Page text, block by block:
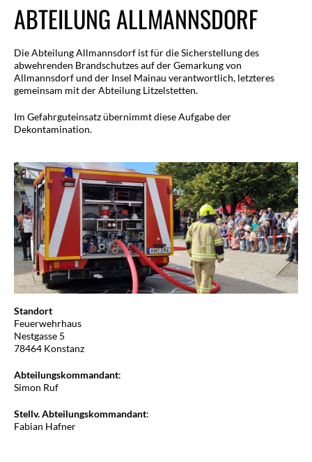
ABTEILUNG ALLMANNSDORF
Die Abteilung Allmannsdorf ist für die Sicherstellung des
abwehrenden Brandschutzes auf der Gemarkung von
Allmannsdorf und der Insel Mainau verantwortlich, letzteres
gemeinsam mit der Abteilung Litzelstetten.
Im Gefahrguteinsatz übernimmt diese Aufgabe der
Dekontamination.
Standort
Feuerwehrhaus
Nestgasse 5
78464 Konstanz
Abteilungskommandant:
Simon Ruf
Stellv.Abteilungskommandant:
Fabian Hafner